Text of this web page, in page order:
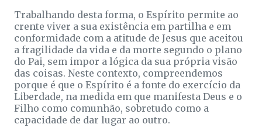
Trabalhando desta forma, o Espírito permite ao
crente viver a sua existência em partilha e em
conformidade com a atitude de Jesus que aceitou
a fragilidade da vida e da morte segundo o plano
do Pai, sem impor a lógica da sua própria visão
das coisas. Neste contexto, compreendemos
porque é que o Espírito é a fonte do exercício da
Liberdade, na medida em que manifesta Deus e o
Filho como comunhão, sobretudo como a
capacidade de dar lugar ao outro.